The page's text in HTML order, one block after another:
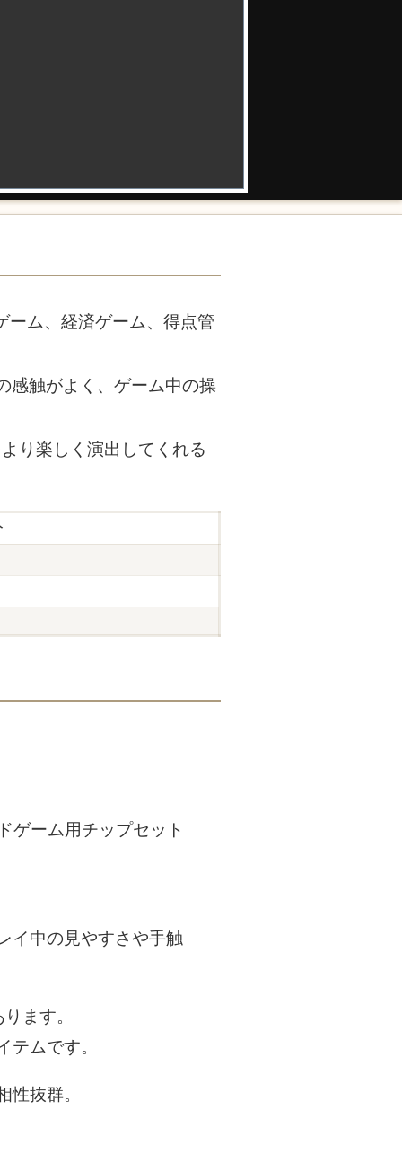
ーム、経済ゲーム、得点管
感触がよく、ゲーム中の操
り楽しく演出してくれる
ゲーム用チップセット
イ中の見やすさや手触
ます。
ムです。
抜群。